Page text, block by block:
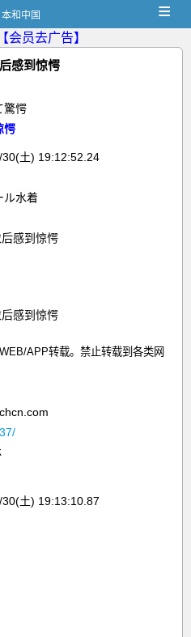
和中国 ≡
【会员去广告】
感到惊愕
驚愕
愕
土) 19:12:52.24
ル水着
APP转载。禁止转载到各类网
土) 19:13:10.87